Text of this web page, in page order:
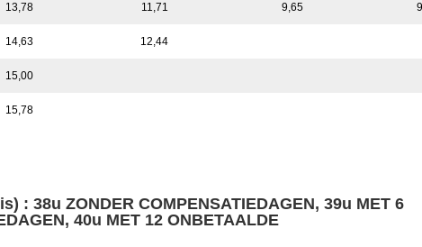
13,78 11,71 9,65
14,63 12,44
15,00
15,78
: 38u ZONDER COMPENSATIEDAGEN, 39u MET 6
40u MET 12 ONBETAALDE